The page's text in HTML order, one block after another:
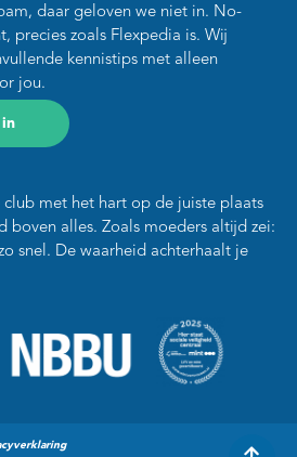
daar geloven we niet in. No-
precies zoals Flexpedia is. Wij
kennistips met alleen
jou.
met het hart op de juiste plaats
boven alles. Zoals moeders altijd zei:
snel. De waarheid achterhaalt je